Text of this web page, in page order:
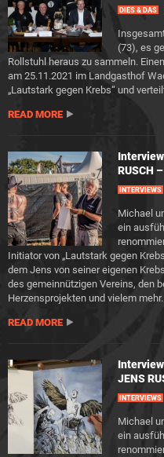
DIES & DAS
(73), es
Rollstuhl heraus zu sammeln.
am 25.11.2021 im Landgasthof
„Lautstark gegen Krebs“ und
READ MORE
RUSCH
INTERVIEWS
Michael
ein
Initiator von „Lautstark gegen
dem Jens von seiner eigenen
des gemeinnützigen Vereins, den
Herzensprojekten und vielem
READ MORE
JENS
INTERVIEWS
Michael
ein